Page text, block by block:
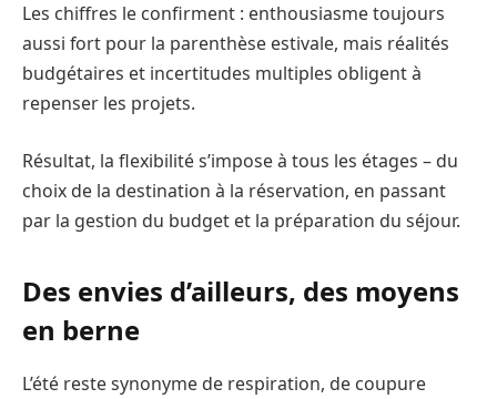
Les chiffres le confirment : enthousiasme toujours
aussi fort pour la parenthèse estivale, mais réalités
budgétaires et incertitudes multiples obligent à
repenser les projets.
Résultat, la flexibilité s’impose à tous les étages – du
choix de la destination à la réservation, en passant
par la gestion du budget et la préparation du séjour.
Des envies d’ailleurs, des moyens
en berne
L’été reste synonyme de respiration, de coupure